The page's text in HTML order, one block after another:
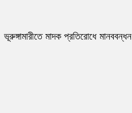
ভূরুঙ্গামারীতে মাদক প্রতিরোধে মানববন্ধন